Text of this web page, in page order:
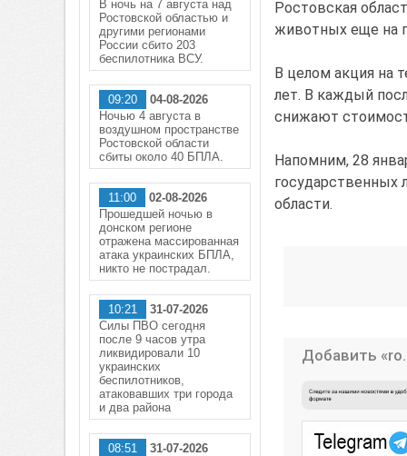
Ростовская
животных еще на
В целом акция на
лет. В каждый
снижают
Напомним, 28
государственных
области.
Добавить
В ночь на 7 августа над
Ростовской областью и
другими регионами
России сбито 203
беспилотника ВСУ.
09:20
04-08-2026
Ночью 4 августа в
воздушном пространстве
Ростовской области
сбиты около 40 БПЛА.
11:00
02-08-2026
Прошедшей ночью в
донском регионе
отражена массированная
атака украинских БПЛА,
никто не пострадал.
10:21
31-07-2026
Силы ПВО сегодня
после 9 часов утра
ликвидировали 10
украинских
беспилотников,
атаковавших три города
и два района
08:51
31-07-2026